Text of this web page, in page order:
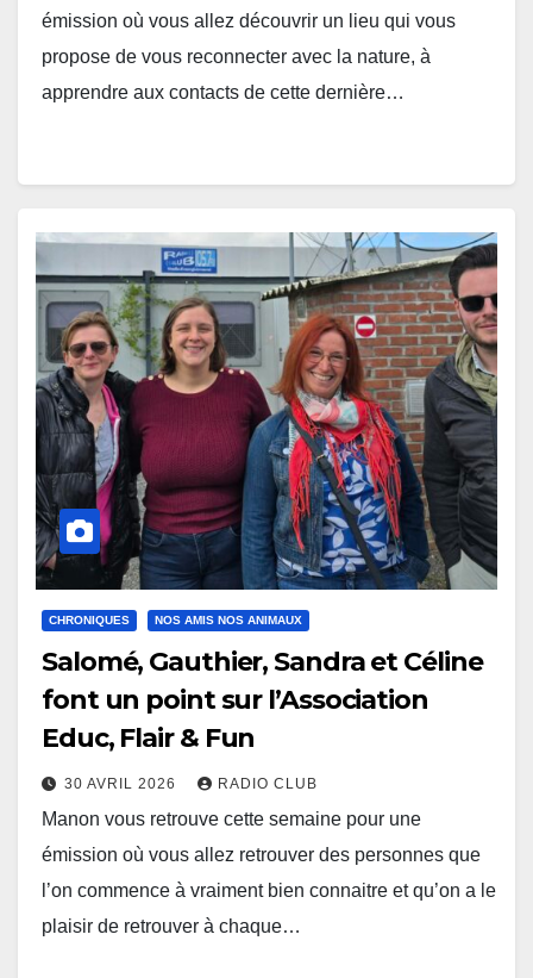
émission où vous allez découvrir un lieu qui vous
propose de vous reconnecter avec la nature, à
apprendre aux contacts de cette dernière…
CHRONIQUES NOS AMIS NOS ANIMAUX
Salomé, Gauthier, Sandra et Céline
font un point sur l’Association
Educ, Flair & Fun
30 AVRIL 2026 RADIO CLUB
Manon vous retrouve cette semaine pour une
émission où vous allez retrouver des personnes que
l’on commence à vraiment bien connaitre et qu’on a le
plaisir de retrouver à chaque…